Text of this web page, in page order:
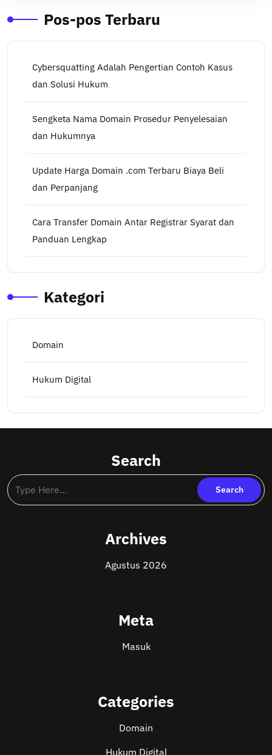
Pos-pos Terbaru
Cybersquatting Adalah Pengertian Contoh Kasus
dan Solusi Hukum
Sengketa Nama Domain Prosedur Penyelesaian
dan Hukumnya
Update Harga Domain .com Terbaru Biaya Beli
dan Perpanjang
Cara Transfer Domain Antar Registrar Syarat dan
Panduan Lengkap
Kategori
Domain
Hukum Digital
Search
Archives
Agustus 2026
Meta
Masuk
Categories
Domain
Hukum Digital